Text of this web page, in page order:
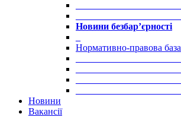
Новини безбар’єрності
Нормативно-правова база
Новини
Вакансії